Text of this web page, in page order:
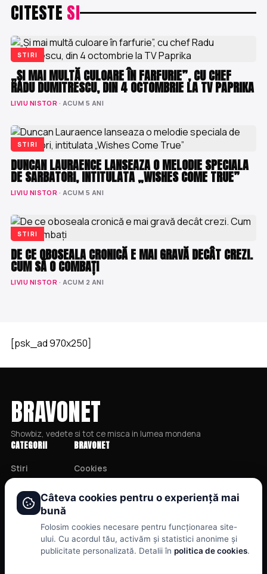
CITESTE SI
STIRI
„ȘI MAI MULTĂ CULOARE ÎN FARFURIE”, CU CHEF
RADU DUMITRESCU, DIN 4 OCTOMBRIE LA TV PAPRIKA
LIVIU NISTOR · ACUM 5 ANI
STIRI
DUNCAN LAURAENCE LANSEAZA O MELODIE SPECIALA
DE SARBATORI, INTITULATA „WISHES COME TRUE”
LIVIU NISTOR · ACUM 5 ANI
STIRI
DE CE OBOSEALA CRONICĂ E MAI GRAVĂ DECÂT CREZI.
CUM SĂ O COMBAȚI
LIVIU NISTOR · ACUM 2 ANI
[psk_ad 970x250]
BRAVONET
Showbiz, vedete si tot ce misca in lumea mondena
CATEGORII
Stiri
Publicitate
Lifestyle
Health & Beauty
Casa si Gradina
BRAVONET
Cookies
Politica De Confidentialitate
Termeni și Condiții
Câteva cookies pentru o experiență mai
bună
Folosim cookies necesare pentru funcționarea site-
ului. Cu acordul tău, activăm și statistici anonime și
publicitate personalizată. Detalii în politica de cookies.